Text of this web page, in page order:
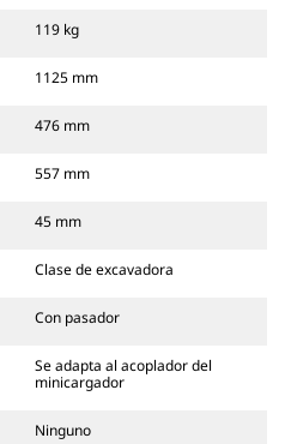
119 kg
1125 mm
476 mm
557 mm
45 mm
Clase de excavadora
Con pasador
Se adapta al acoplador del
minicargador
Ninguno